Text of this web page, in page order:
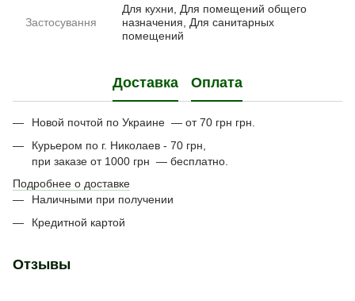
Застосування
Для кухни, Для помещений общего
назначения, Для санитарных
помещений
Доставка Оплата
Новой почтой по Украине — от 70 грн грн.
Курьером по г. Николаев - 70 грн,
при заказе от 1000 грн — бесплатно.
Подробнее о доставке
Наличными при получении
Кредитной картой
Отзывы